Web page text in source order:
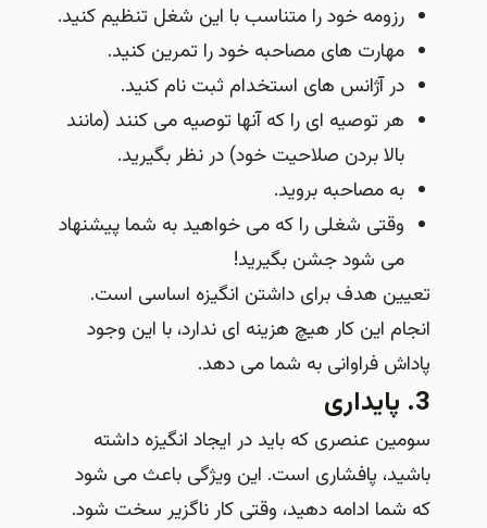
رزومه خود را متناسب با این شغل تنظیم کنید.
مهارت های مصاحبه خود را تمرین کنید.
در آژانس های استخدام ثبت نام کنید.
هر توصیه ای را که آنها توصیه می کنند (مانند
بالا بردن صلاحیت خود) در نظر بگیرید.
به مصاحبه بروید.
وقتی شغلی را که می خواهید به شما پیشنهاد
می شود جشن بگیرید!
تعیین هدف برای داشتن انگیزه اساسی است.
انجام این کار هیچ هزینه ای ندارد، با این وجود
پاداش فراوانی به شما می دهد.
3. پایداری
سومین عنصری که باید در ایجاد انگیزه داشته
باشید، پافشاری است. این ویژگی باعث می شود
که شما ادامه دهید، وقتی کار ناگزیر سخت شود.